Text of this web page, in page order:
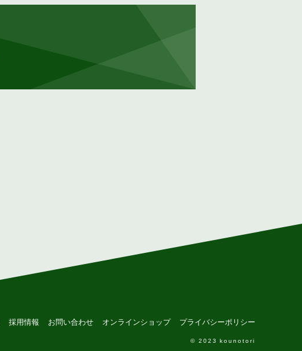
採用情報 お問い合わせ オンラインショップ プライバシーポリシー
© 2023 kounotori